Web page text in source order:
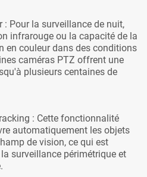
Pour la surveillance de nuit,
infrarouge ou la capacité de la
en couleur dans des conditions
caméras PTZ offrent une
plusieurs centaines de
: Cette fonctionnalité
automatiquement les objets
de vision, ce qui est
surveillance périmétrique et